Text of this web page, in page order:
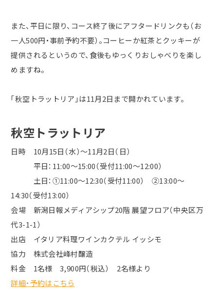
また、平日に限り、コース終了後にアフタードリンクも（お
一人500円・事前予約不要）。コーヒーか紅茶とクッキーが
提供されるというので、食後もゆっくりおしゃべりを楽し
めますね。
「秋空トラットリア」は11月2日まで開かれています。
秋空トラットリア
日時 10月15日（水）～11月2日（日）
平日：11:00～15:00（受付11:00～12:00）
土日：①11:00～12:30（受付11:00） ②13:00～
14:30（受付13:00）
会場 新潟日報メディアシップ20階 展望フロア（中央区万
代3-1-1）
出店 イタリア料理ワインカクテル イッシモ
協力 株式会社峰村醸造
料金 1名様 3,900円（税込） 2名様より
詳細・予約はこちら